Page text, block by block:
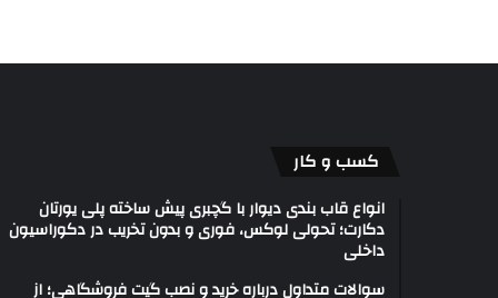
کسب و کار
انواع قاب بندی دیوار با گچبری پیش ساخته پلی یورتان
دکارت؛ تحولی لوکس، فوری و بدون تخریب در دکوراسیون
داخلی
سوالات متداول درباره خرید و نصب گیت فروشگاهی؛ از